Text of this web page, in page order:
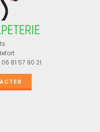
81 57 90 21